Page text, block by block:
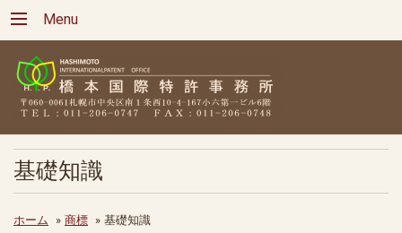
Menu
基礎知識
ホーム » 商標 » 基礎知識